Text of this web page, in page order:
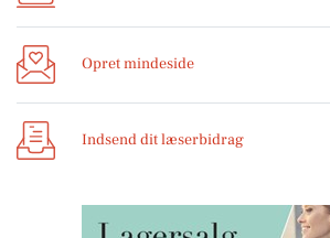
Opret mindeside
Indsend dit læserbidrag